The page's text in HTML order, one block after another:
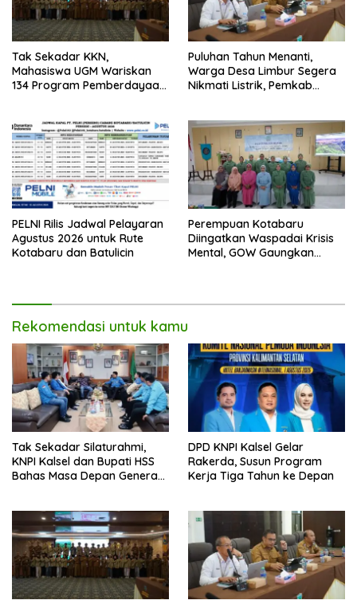
Tak Sekadar KKN,
Mahasiswa UGM Wariskan
134 Program Pemberdayaan
Puluhan Tahun Menanti,
Warga Desa Limbur Segera
Nikmati Listrik, Pemkab
PELNI Rilis Jadwal Pelayaran
Agustus 2026 untuk Rute
Kotabaru dan Batulicin
Perempuan Kotabaru
Diingatkan Waspadai Krisis
Mental, GOW Gaungkan
Rekomendasi untuk kamu
Tak Sekadar Silaturahmi,
KNPI Kalsel dan Bupati HSS
Bahas Masa Depan Generasi
DPD KNPI Kalsel Gelar
Rakerda, Susun Program
Kerja Tiga Tahun ke Depan